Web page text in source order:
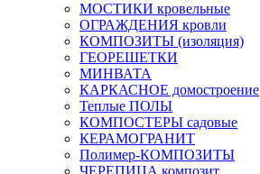
МОСТИКИ кровельные
ОГРАЖДЕНИЯ кровли
КОМПОЗИТЫ (изоляция)
ГЕОРЕШЕТКИ
МИНВАТА
КАРКАСНОЕ домостроение
Теплые ПОЛЫ
КОМПОСТЕРЫ садовые
КЕРАМОГРАНИТ
Полимер-КОМПОЗИТЫ
ЧЕРЕПИЦА композит